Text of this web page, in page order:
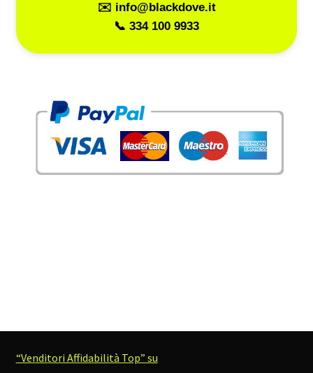
✉️ info@blackdove.it
📞 334 100 9933
“Venditori Affidabilità Top” su